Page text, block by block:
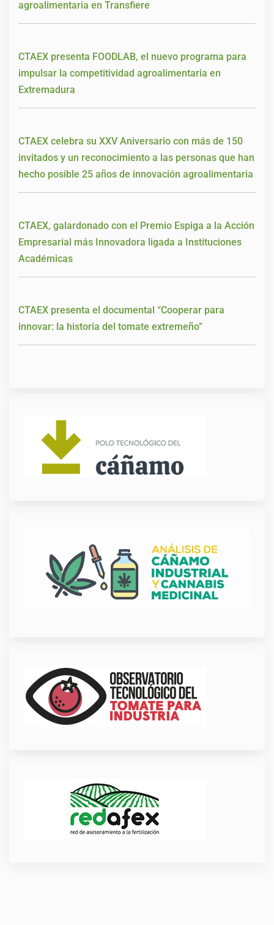
agroalimentaria en Transfiere
CTAEX presenta FOODLAB, el nuevo programa para
impulsar la competitividad agroalimentaria en
Extremadura
CTAEX celebra su XXV Aniversario con más de 150
invitados y un reconocimiento a las personas que han
hecho posible 25 años de innovación agroalimentaria
CTAEX, galardonado con el Premio Espiga a la Acción
Empresarial más Innovadora ligada a Instituciones
Académicas
CTAEX presenta el documental “Cooperar para
innovar: la historia del tomate extremeño”